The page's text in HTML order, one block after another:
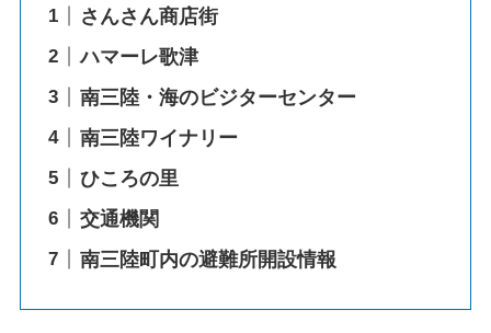
さんさん商店街
ハマーレ歌津
南三陸・海のビジターセンター
南三陸ワイナリー
ひころの里
交通機関
南三陸町内の避難所開設情報